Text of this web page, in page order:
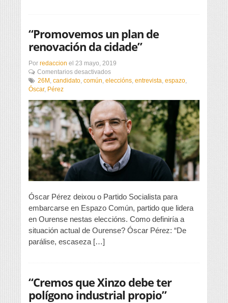
“Promovemos un plan de
renovación da cidade”
Por redaccion el 23 mayo, 2019
Comentarios desactivadosen
“Promovemos
de
renovación
da
cidade”
26M, candidato, común, eleccións, entrevista, espazo,
Óscar, Pérez
Óscar Pérez deixou o Partido Socialista para
embarcarse en Espazo Común, partido que lidera
en Ourense nestas eleccións. Como definiría a
situación actual de Ourense? Óscar Pérez: “De
parálise, escaseza […]
“Cremos que Xinzo debe ter
polígono industrial propio”